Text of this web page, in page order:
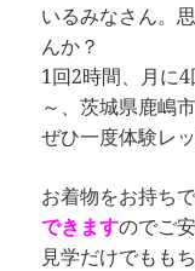
いるみなさん。
んか？
1回2時間、月に
～、茨城県鹿嶋
ぜひ一度体験レ
お着物をお持ち
できますのでご安
見学だけでもも